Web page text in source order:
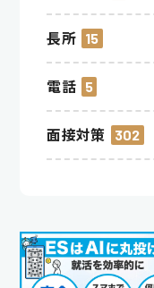
長所 15
電話 5
面接対策 302